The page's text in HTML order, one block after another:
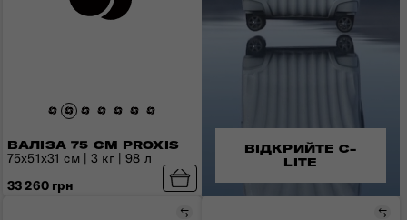
ВАЛІЗА 75 СМ PROXIS
75x51x31 см | 3 кг | 98 л
33 260 грн
Порівняти
ВІДКРИЙТЕ C-
LITE